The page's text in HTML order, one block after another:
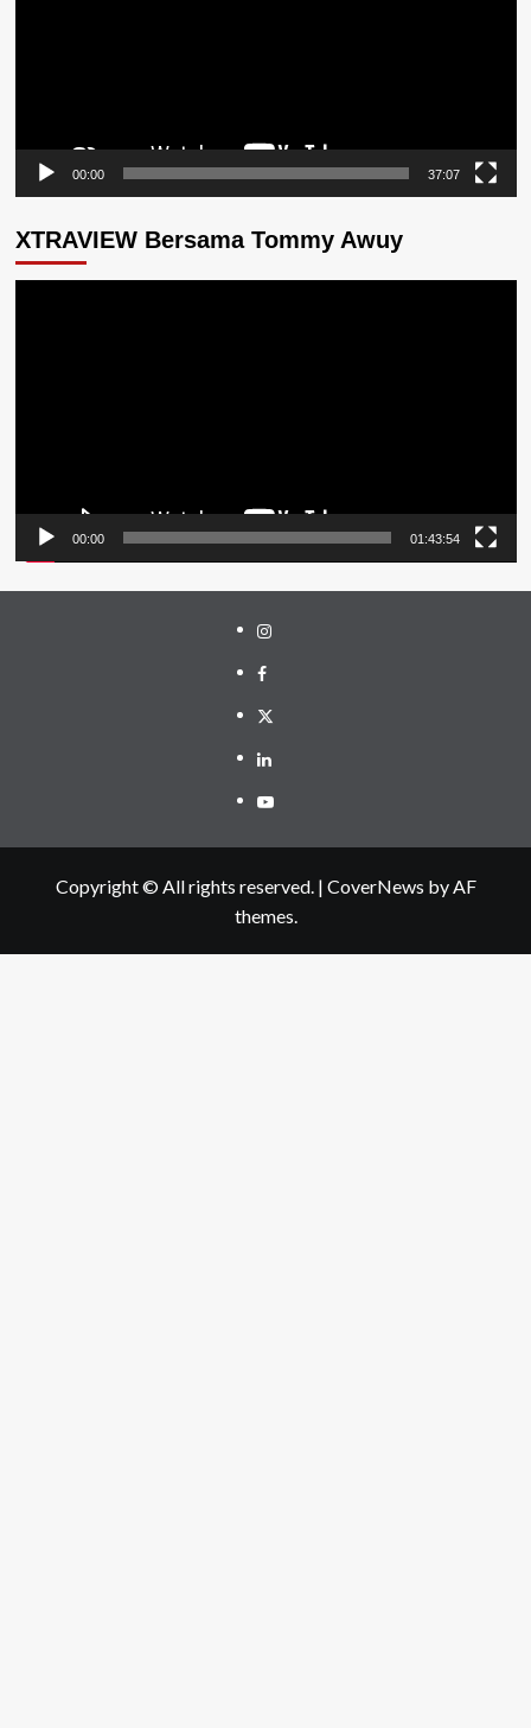
00:00 37:07
XTRAVIEW Bersama Tommy Awuy
00:00 01:43:54
Instagram
Facebook
Twitter
Linkedin
Youtube
Copyright © All rights reserved. | CoverNews by AF
themes.